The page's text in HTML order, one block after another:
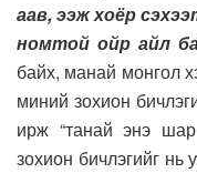
аав, ээж хоёр
номтой ойр айл
байх, манай монгол
миний зохион
ирж “танай энэ
зохион бичлэгийг нь